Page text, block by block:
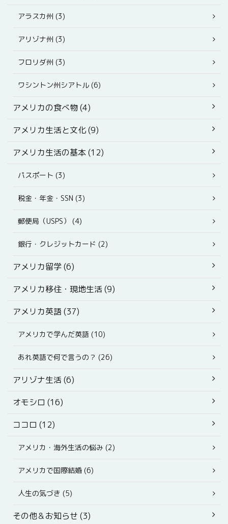
アラスカ州 (3)
アリゾナ州 (3)
フロリダ州 (3)
ワシントン州シアトル (6)
アメリカの食べ物 (4)
アメリカ生活と文化 (9)
アメリカ生活の基本 (12)
パスポート (3)
税金・年金・SSN (3)
郵便局（USPS） (4)
銀行・クレジットカード (2)
アメリカ留学 (6)
アメリカ移住・現地生活 (9)
アメリカ英語 (37)
アメリカで学んだ英語 (10)
あれ英語で何で言うの？ (26)
アリゾナ生活 (6)
オモシロ (16)
ココロ (12)
アメリカ・海外生活の悩み (2)
アメリカで国際結婚 (6)
人生の気づき (5)
その他＆お知らせ (3)